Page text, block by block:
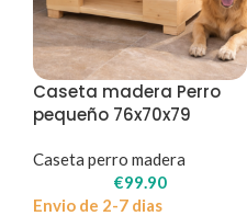
Caseta madera Perro
pequeño 76x70x79
Caseta perro madera
€99.90
Envio de 2-7 dias